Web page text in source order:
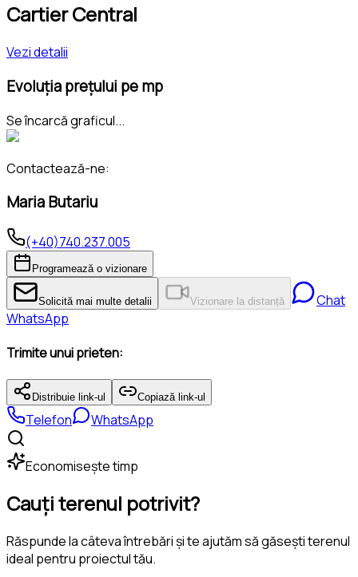
Cartier Central
Vezi detalii
Evoluția prețului pe mp
Se încarcă graficul...
Contactează-ne:
Maria Butariu
(+40)740.237.005
Programează o vizionare
Solicită mai multe detalii Vizionare la distanță
Chat
WhatsApp
Trimite unui prieten:
Distribuie link-ul Copiază link-ul
Telefon WhatsApp
Economisește timp
Cauți terenul potrivit?
Răspunde la câteva întrebări și te ajutăm să găsești terenul
ideal pentru proiectul tău.